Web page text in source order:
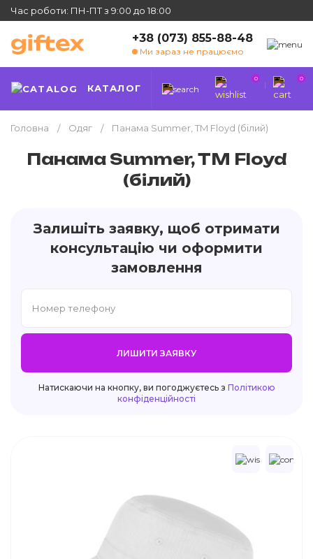
Час роботи: ПН-ПТ з 9:00 до 18:00
+38 (073) 855-88-48
Ми зараз не працюємо
КАТАЛОГ
0 0
Головна Одяг Панама Summer, TM Floyd (білий)
Панама Summer, TM Floyd
(білий)
Залишіть заявку, щоб отримати
консультацію чи оформити
замовлення
ЛИШИТИ ЗАЯВКУ
Натискаючи на кнопку, ви погоджуєтесь з Політикою
конфіденційності